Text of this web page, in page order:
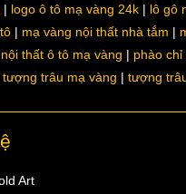
logo ô tô mạ vàng 24k
lô gô
mạ vàng nội thất nhà tắm
nội thất ô tô mạ vàng
phào chỉ
tượng trâu mạ vàng tượng
Art